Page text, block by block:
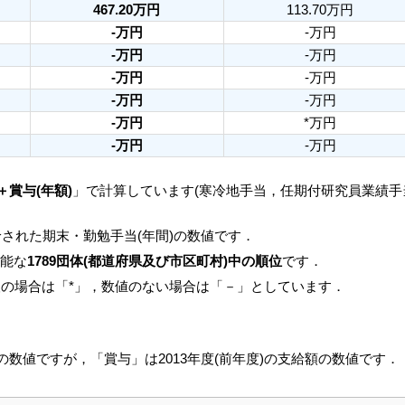
467.20万円
113.70万円
-万円
-万円
-万円
-万円
-万円
-万円
-万円
-万円
-万円
*万円
-万円
-万円
賞与(年額) 」で計算しています(寒冷地手当，任期付研究員業績
れた期末・勤勉手当(年間)の数値です．
な1789団体(都道府県及び市区町村)中の順位です．
場合は「*」，数値のない場合は「－」としています．
数値ですが，「賞与」は2013年度(前年度)の支給額の数値です．